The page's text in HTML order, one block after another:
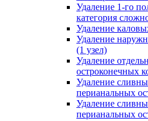
Удаление 1-го
категория
Удаление
Удаление
(1 узел)
Удаление
остроконечных
Удаление
перианальных
Удаление
перианальных